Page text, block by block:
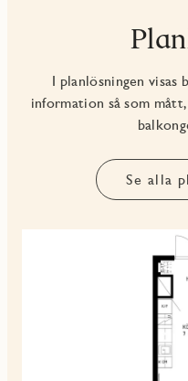
I planlösningen visas
information så som
Se alla